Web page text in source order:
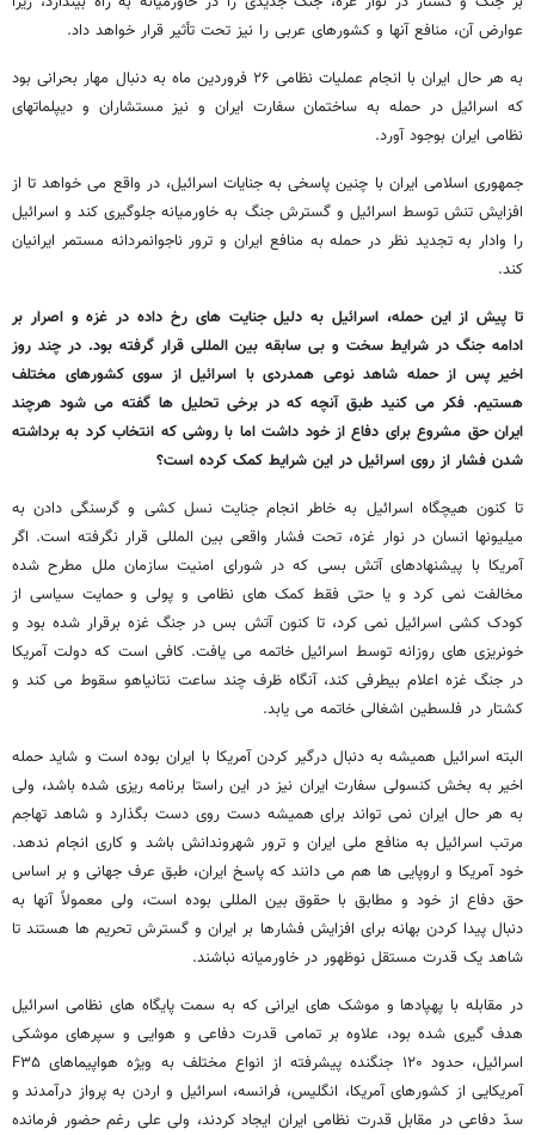
عوارض آن، منافع آنها و کشورهای عربی را نیز تحت تأثیر قرار خواهد داد.
به هر حال ایران با انجام عملیات نظامی ۲۶ فروردین ماه به دنبال مهار بحرانی بود
که اسرائیل در حمله به ساختمان سفارت ایران و نیز مستشاران و دیپلماتهای
نظامی ایران بوجود آورد.
جمهوری اسلامی ایران با چنین پاسخی به جنایات اسرائیل، در واقع می خواهد تا از
افزایش تنش توسط اسرائیل و گسترش جنگ به خاورمیانه جلوگیری کند و اسرائیل
را وادار به تجدید نظر در حمله به منافع ایران و ترور ناجوانمردانه مستمر ایرانیان
کند.
تا پیش از این حمله، اسرائیل به دلیل جنایت های رخ داده در غزه و اصرار بر
ادامه جنگ در شرایط سخت و بی سابقه بین المللی قرار گرفته بود. در چند روز
اخیر پس از حمله شاهد نوعی همدردی با اسرائیل از سوی کشورهای مختلف
هستیم. فکر می کنید طبق آنچه که در برخی تحلیل ها گفته می شود هرچند
ایران حق مشروع برای دفاع از خود داشت اما با روشی که انتخاب کرد به برداشته
شدن فشار از روی اسرائیل در این شرایط کمک کرده است؟
تا کنون هیچگاه اسرائیل به خاطر انجام جنایت نسل کشی و گرسنگی دادن به
میلیونها انسان در نوار غزه، تحت فشار واقعی بین المللی قرار نگرفته است. اگر
آمریکا با پیشنهادهای آتش بسی که در شورای امنیت سازمان ملل مطرح شده
مخالفت نمی کرد و یا حتی فقط کمک های نظامی و پولی و حمایت سیاسی از
کودک کشی اسرائیل نمی کرد، تا کنون آتش بس در جنگ غزه برقرار شده بود و
خونریزی های روزانه توسط اسرائیل خاتمه می یافت. کافی است که دولت آمریکا
در جنگ غزه اعلام بیطرفی کند، آنگاه ظرف چند ساعت نتانیاهو سقوط می کند و
کشتار در فلسطین اشغالی خاتمه می یابد.
البته اسرائیل همیشه به دنبال درگیر کردن آمریکا با ایران بوده است و شاید حمله
اخیر به بخش کنسولی سفارت ایران نیز در این راستا برنامه ریزی شده باشد، ولی
به هر حال ایران نمی تواند برای همیشه دست روی دست بگذارد و شاهد تهاجم
مرتب اسرائیل به منافع ملی ایران و ترور شهروندانش باشد و کاری انجام ندهد.
خود آمریکا و اروپایی ها هم می دانند که پاسخ ایران، طبق عرف جهانی و بر اساس
حق دفاع از خود و مطابق با حقوق بین المللی بوده است، ولی معمولاً آنها به
دنبال پیدا کردن بهانه برای افزایش فشارها بر ایران و گسترش تحریم ها هستند تا
شاهد یک قدرت مستقل نوظهور در خاورمیانه نباشند.
در مقابله با پهپادها و موشک های ایرانی که به سمت پایگاه های نظامی اسرائیل
هدف گیری شده بود، علاوه بر تمامی قدرت دفاعی و هوایی و سپرهای موشکی
اسرائیل، حدود ۱۲۰ جنگنده پیشرفته از انواع مختلف به ویژه هواپیماهای F۳۵
آمریکایی از کشورهای آمریکا، انگلیس، فرانسه، اسرائیل و اردن به پرواز درآمدند و
سدّ دفاعی در مقابل قدرت نظامی ایران ایجاد کردند، ولی علی رغم حضور فرمانده